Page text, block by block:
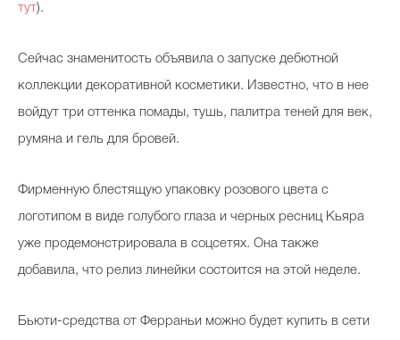
тут).
Сейчас знаменитость объявила о запуске дебютной
коллекции декоративной косметики. Известно, что в нее
войдут три оттенка помады, тушь, палитра теней для век,
румяна и гель для бровей.
Фирменную блестящую упаковку розового цвета с
логотипом в виде голубого глаза и черных ресниц Кьяра
уже продемонстрировала в соцсетях. Она также
добавила, что релиз линейки состоится на этой неделе.
Бьюти-средства от Ферраньи можно будет купить в сети